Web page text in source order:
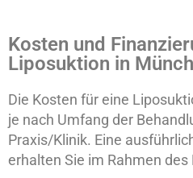
Kosten und
Liposuktion in
Die Kosten für eine
je nach Umfang der
Praxis/Klinik. Eine
erhalten Sie im Rahmen